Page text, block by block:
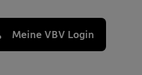
Meine VBV Login